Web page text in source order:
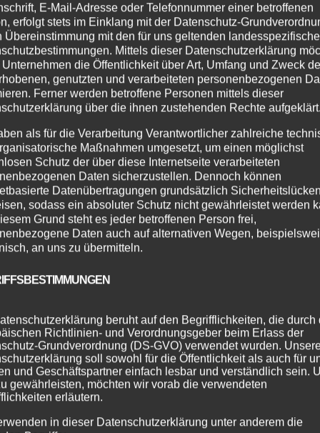
: ALINE DANCE bei uns heisst es nicht LineDance,
(„allein Dance“) In diesen Kursen werden leichte bis
die...
E-Mail-Adresse oder Telefonnummer einer betroffenen
erfolgt stets im Einklang mit der Datenschutz-
Übereinstimmung mit den für uns geltenden
Mittels dieser Datenschutzerklärung
Unternehmen die Öffentlichkeit über Art, Umfang und Zweck
genutzten und verarbeiteten personenbezogenen
Ferner werden betroffene Personen mittels dieser
über die ihnen zustehenden Rechte aufgeklärt.
als für die Verarbeitung Verantwortlicher zahlreiche
Maßnahmen umgesetzt, um einen möglichst
Schutz der über diese Internetseite verarbeiteten
Daten sicherzustellen. Dennoch können
Datenübertragungen grundsätzlich Sicherheitslücken
sodass ein absoluter Schutz nicht gewährleistet werden
Grund steht es jeder betroffenen Person frei,
Daten auch auf alternativen Wegen,
an uns zu übermitteln.
beruht auf den Begrifflichkeiten, die durch
Richtlinien- und Verordnungsgeber beim Erlass der
Grundverordnung (DS-GVO) verwendet wurden.
soll sowohl für die Öffentlichkeit als auch für
und Geschäftspartner einfach lesbar und verständlich sein.
gewährleisten, möchten wir vorab die verwendeten
erläutern.
in dieser Datenschutzerklärung unter anderem die